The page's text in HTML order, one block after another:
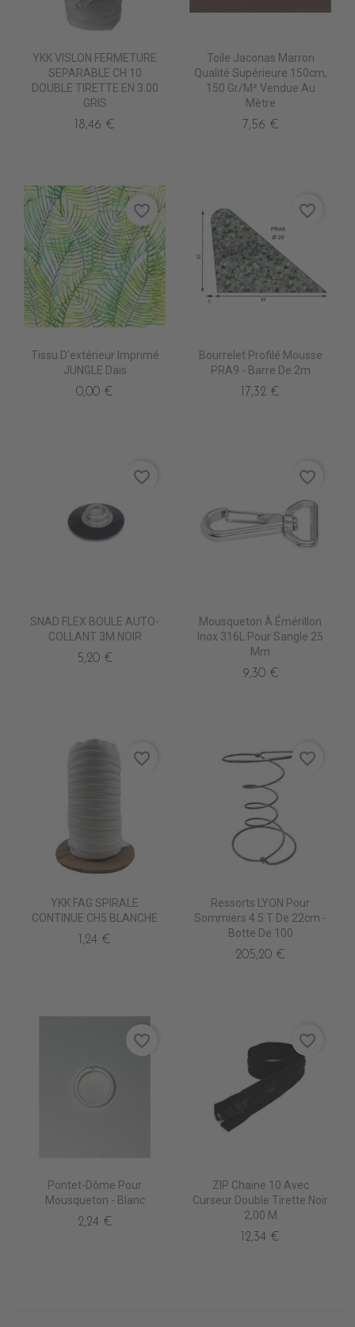
YKK VISLON FERMETURE
SEPARABLE CH 10
DOUBLE TIRETTE EN 3.00
GRIS
18,46 €
Toile Jaconas Marron
Qualité Supérieure 150cm,
150 Gr/m² Vendue Au
Mètre
7,56 €
Tissu D'extérieur Imprimé
JUNGLE Dais
0,00 €
favorite_border
Bourrelet Profilé Mousse
PRA9 - Barre De 2m
17,32 €
favorite_border
SNAD FLEX BOULE AUTO-
COLLANT 3M NOIR
5,20 €
favorite_border
Mousqueton À Émérillon
Inox 316L Pour Sangle 25
Mm
9,30 €
favorite_border
YKK FAG SPIRALE
CONTINUE CH5 BLANCHE
1,24 €
favorite_border
Ressorts LYON Pour
Sommiers 4.5 T De 22cm -
Botte De 100
205,20 €
favorite_border
Pontet-Dôme Pour
Mousqueton - Blanc
2,24 €
favorite_border
ZIP Chaine 10 Avec
Curseur Double Tirette Noir
2,00 M
12,34 €
favorite_border